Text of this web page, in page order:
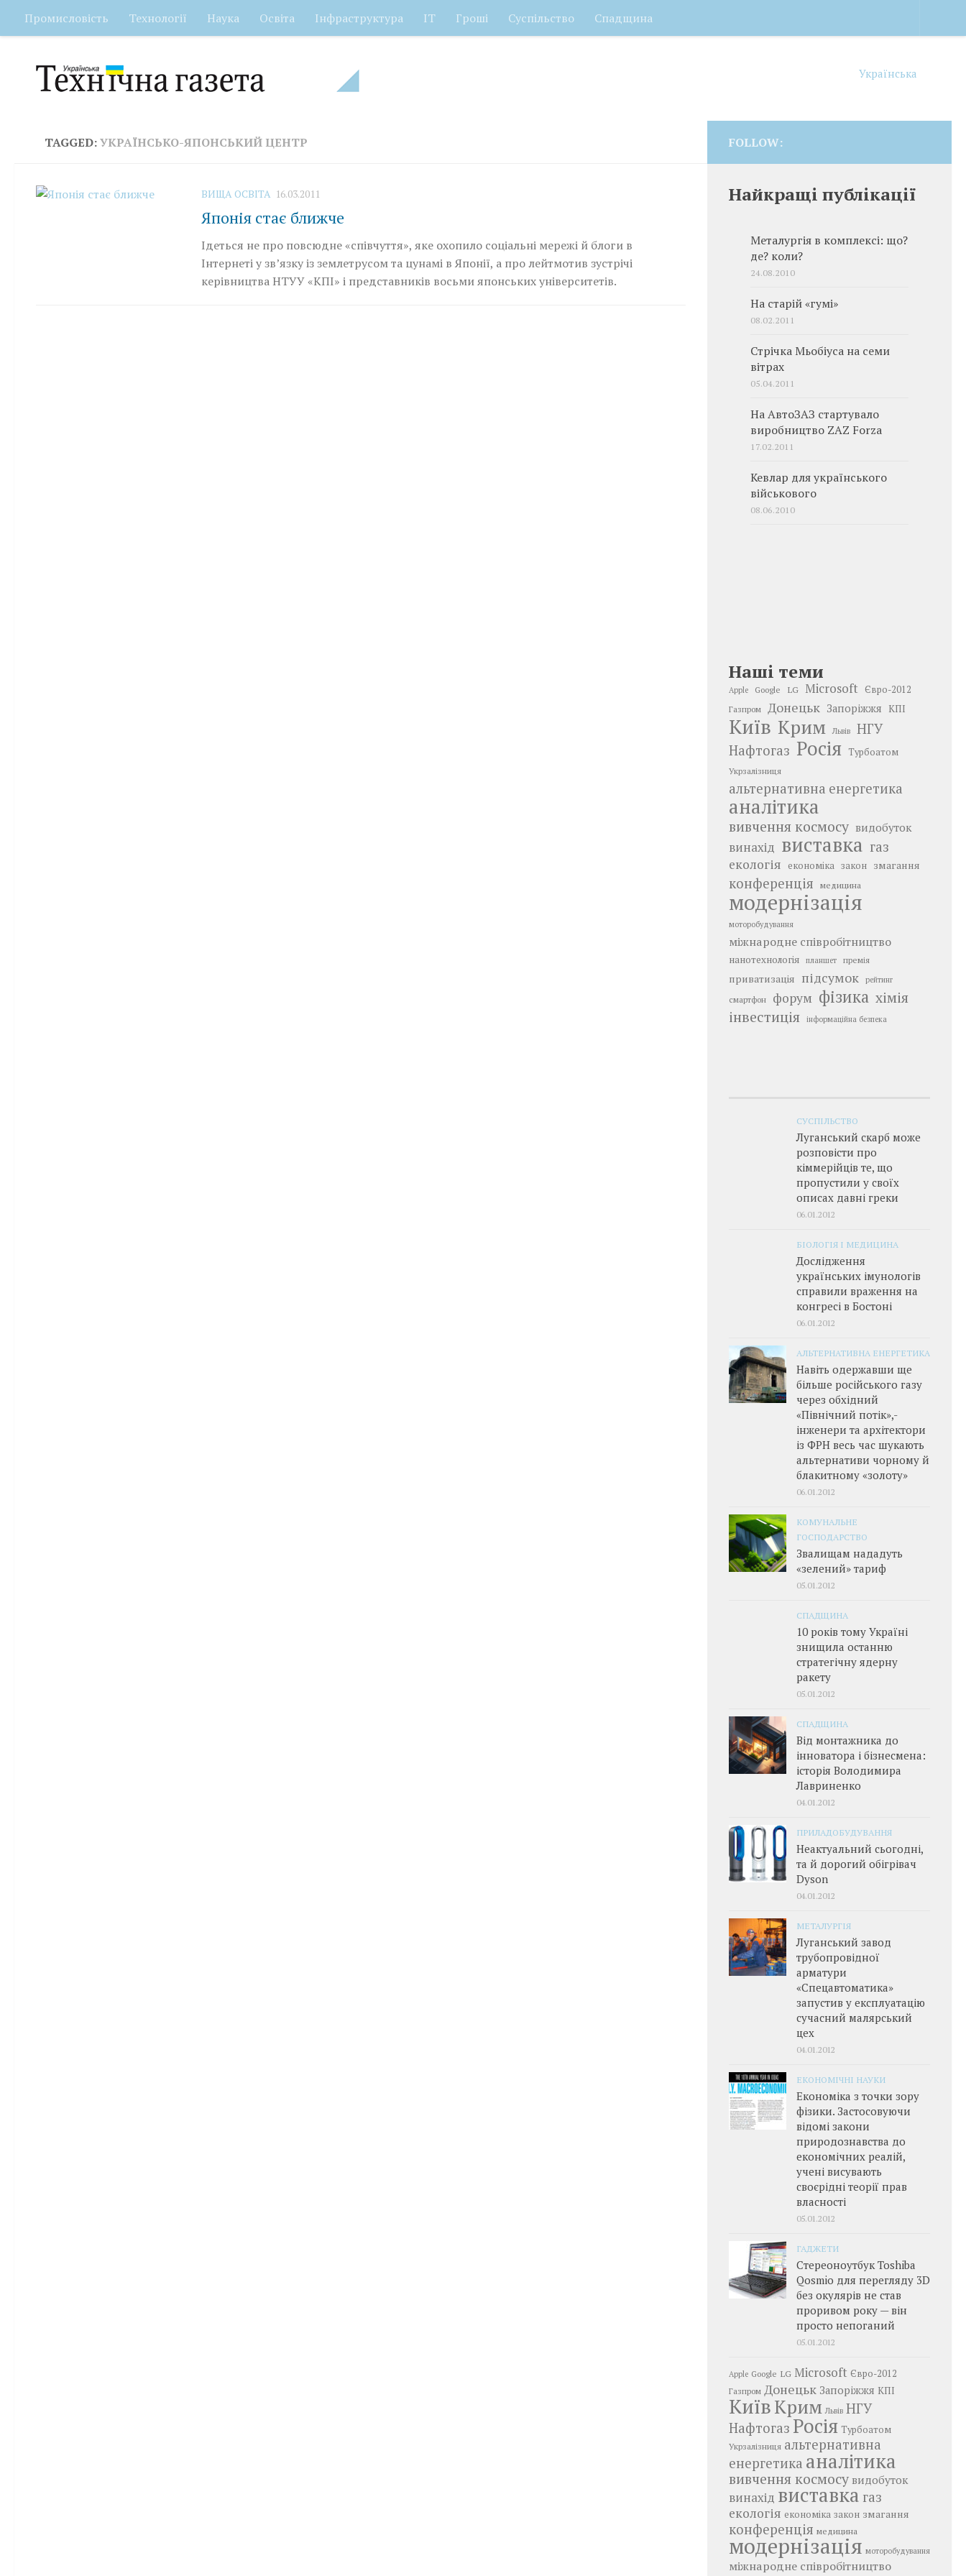
Skip to content
Промисловість Технології Наука Освіта Інфраструктура ІТ Гроші Суспільство Спадщина
Українська
TAGGED:УКРАЇНСЬКО-ЯПОНСЬКИЙ ЦЕНТР
ВИЩА ОСВІТА 16.03.2011
Японія стає ближче
Ідеться не про повсюдне «співчуття», яке охопило соціальні мережі й блоги в
Інтернеті у зв’язку із землетрусом та цунамі в Японії, а про лейтмотив зустрічі
керівництва НТУУ «КПІ» і представників восьми японських університетів.
FOLLOW:
Найкращі публікації
Металургія в комплексі: що?
де? коли?
24.08.2010
На старій «гумі»
08.02.2011
Стрічка Мьобіуса на семи
вітрах
05.04.2011
На АвтоЗАЗ стартувало
виробництво ZAZ Forza
17.02.2011
Кевлар для українського
військового
08.06.2010
Наші теми
Apple Google LG Microsoft Євро-2012
Газпром Донецьк Запоріжжя КПІ
Київ Крим Львів
НГУ
Нафтогаз Росія Турбоатом
Укрзалізниця
альтернативна енергетика
аналітика
вивчення космосу видобуток
винахід виставка газ
екологія економіка закон змагання
конференція медицина
модернізація
моторобудування
міжнародне співробітництво
нанотехнологія планшет премія
приватизація підсумок рейтинг
смартфон форум фізика хімія
інвестиція інформаційна безпека
СУСПІЛЬСТВО
Луганський скарб може
розповісти про
кіммерійців те, що
пропустили у своїх
описах давні греки
06.01.2012
БІОЛОГІЯ І МЕДИЦИНА
Дослідження
українських імунологів
справили враження на
конгресі в Бостоні
06.01.2012
АЛЬТЕРНАТИВНА ЕНЕРГЕТИКА
Навіть одержавши ще
більше російського газу
через обхідний
«Північний потік»,­
інженери та архітектори
із ФРН весь час шукають
альтернативи чорному й
блакитному «золоту»
06.01.2012
КОМУНАЛЬНЕ
ГОСПОДАРСТВО
Звалищам нададуть
«зелений» тариф
05.01.2012
СПАДЩИНА
10 років тому Україні
знищила останню
стратегічну ядерну
ракету
05.01.2012
СПАДЩИНА
Від монтажника до
інноватора і бізнесмена:
історія Володимира
Лавриненко
04.01.2012
ПРИЛАДОБУДУВАННЯ
Неактуальний сьогодні,
та й дорогий обігрівач
Dyson
04.01.2012
МЕТАЛУРГІЯ
Луганський завод
трубопровідної
арматури
«Спецавтоматика»
запустив у експлуатацію
сучасний малярський
цех
04.01.2012
ЕКОНОМІЧНІ НАУКИ
Економіка з точки зору
фізики. Застосовуючи
відомі закони
природознавства до
економічних реалій,
учені висувають
своєрідні теорії прав
власності
05.01.2012
ГАДЖЕТИ
Стереоноутбук Toshiba
Qosmio для перегляду 3D
без окулярів не став
проривом року — він
просто непоганий
05.01.2012
Apple Google LG Microsoft Євро-2012
Газпром Донецьк Запоріжжя КПІ
КиївКрим Львів НГУ
Нафтогаз Росія Турбоатом
Укрзалізниця альтернативна
енергетика аналітика
вивчення космосу видобуток
винахід виставка газ
екологія економіка закон змагання
конференція медицина
модернізація моторобудування
міжнародне співробітництво